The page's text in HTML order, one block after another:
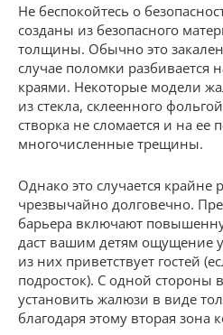
Не беспокойтесь о
созданы из безопасного
толщины. Обычно это
случае поломки разбивается
краями. Некоторые модели
из стекла, склеенного
створка не сломается и на ее
многочисленные трещины.
Однако это случается крайне
чрезвычайно долговечно.
барьера включают
даст вашим детям ощущение
из них приветствует гостей
подросток). С одной стороны
установить жалюзи в виде
благодаря этому вторая зона